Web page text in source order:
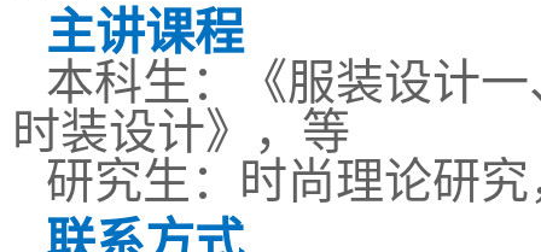
主讲课程
本科生：《服装设计
时装设计》，等
研究生：时尚理论研